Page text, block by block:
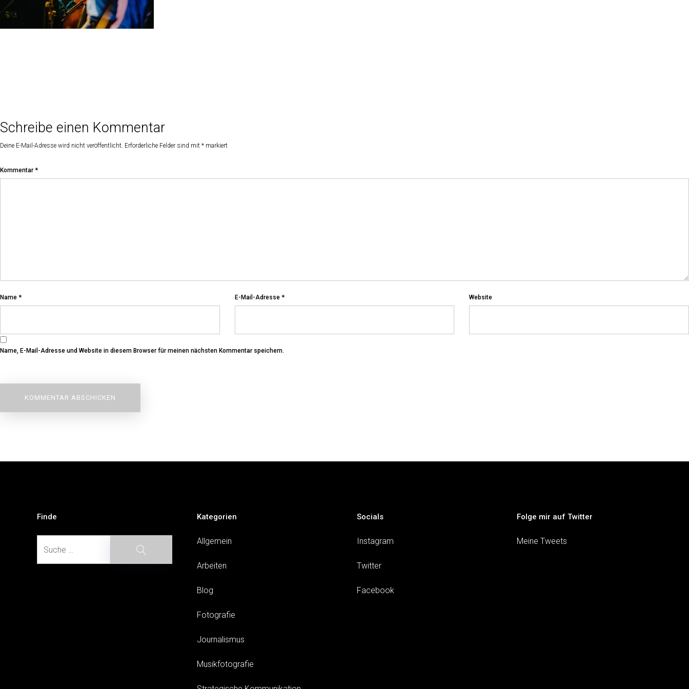
Schreibe einen Kommentar
Deine E-Mail-Adresse wird nicht veröffentlicht. Erforderliche Felder sind mit * markiert
Kommentar *
Name * E-Mail-Adresse * Website
Name, E-Mail-Adresse und Website in diesem Browser für meinen nächsten Kommentar speichern.
Finde
Suche
Kategorien
Allgemein
Arbeiten
Blog
Fotografie
Journalismus
Musikfotografie
Socials
Instagram
Twitter
Facebook
Folge mir auf Twitter
Meine Tweets